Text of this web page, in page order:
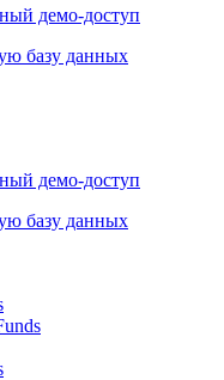
демо-доступ
базу данных
демо-доступ
базу данных